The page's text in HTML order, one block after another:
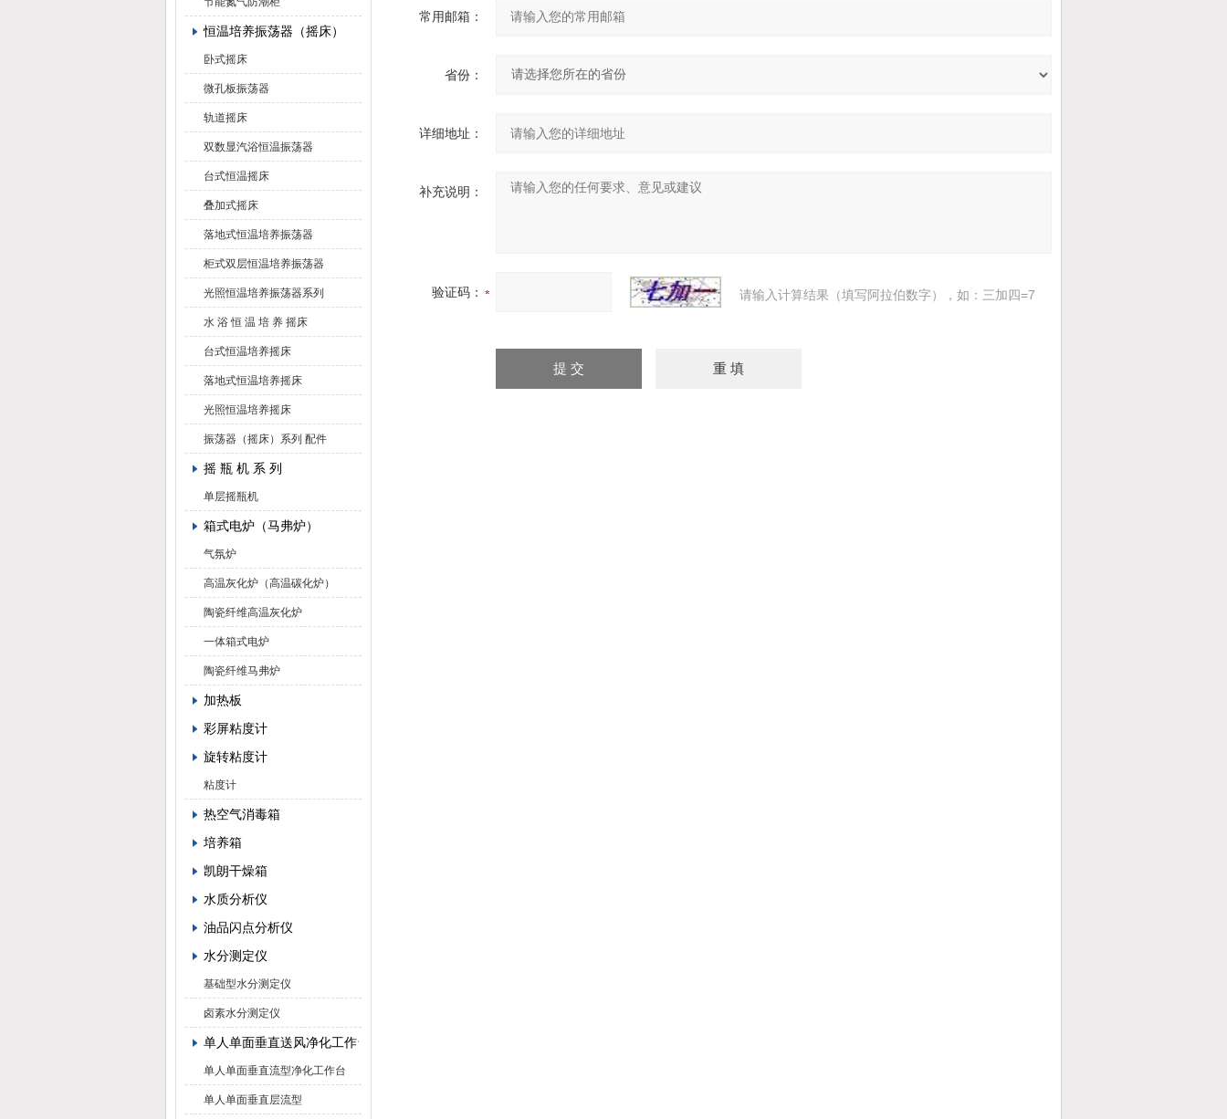
恒温培养振荡器（摇床）
卧式摇床
微孔板振荡器
轨道摇床
双数显汽浴恒温振荡器
台式恒温摇床
叠加式摇床
落地式恒温培养振荡器
柜式双层恒温培养振荡器
光照恒温培养振荡器系列
水 浴 恒 温 培 养 摇床
台式恒温培养摇床
落地式恒温培养摇床
光照恒温培养摇床
振荡器（摇床）系列 配件
摇 瓶 机 系 列
单层摇瓶机
箱式电炉（马弗炉）
气氛炉
高温灰化炉（高温碳化炉）
陶瓷纤维高温灰化炉
一体箱式电炉
陶瓷纤维马弗炉
加热板
彩屏粘度计
旋转粘度计
粘度计
热空气消毒箱
培养箱
凯朗干燥箱
水质分析仪
油品闪点分析仪
水分测定仪
基础型水分测定仪
卤素水分测定仪
单人单面垂直送风净化工作台
单人单面垂直流型净化工作台
单人单面垂直层流型
常用邮箱：
省份：
详细地址：
补充说明：
验证码： 请输入计算结果（填写阿拉伯数字），如：三加四=7